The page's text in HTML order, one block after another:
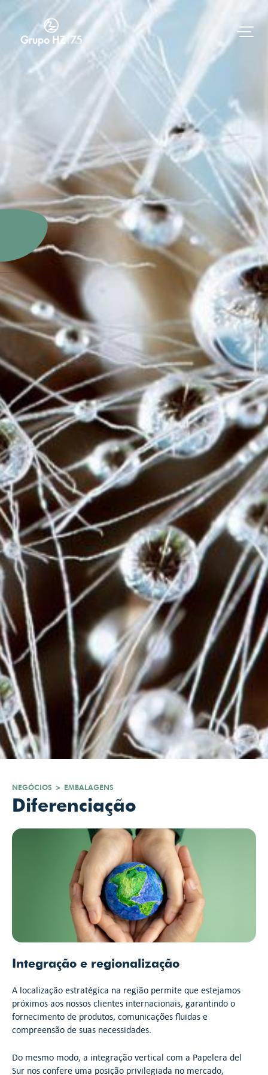
EMBALAGENS
NEGÓCIOS >
Diferenciação
Integração e regionalização
A localização estratégica na região permite que estejamos
próximos aos nossos clientes internacionais, garantindo o
fornecimento de produtos, comunicações fluidas e
compreensão de suas necessidades.
Do mesmo modo, a integração vertical com a Papelera del
Sur nos confere uma posição privilegiada no mercado,